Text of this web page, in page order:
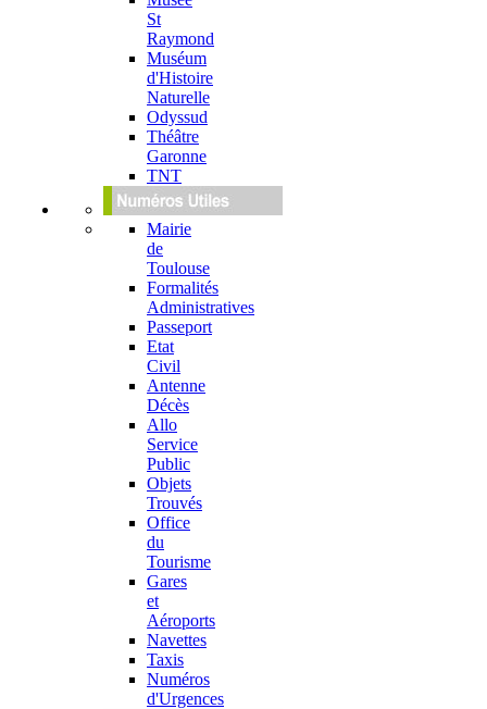
St
Raymond
Muséum
d'Histoire
Naturelle
Odyssud
Théâtre
Garonne
TNT
Mairie
de
Toulouse
Formalités
Administratives
Passeport
Etat
Civil
Antenne
Décès
Allo
Service
Public
Objets
Trouvés
Office
du
Tourisme
Gares
et
Aéroports
Navettes
Taxis
Numéros
d'Urgences